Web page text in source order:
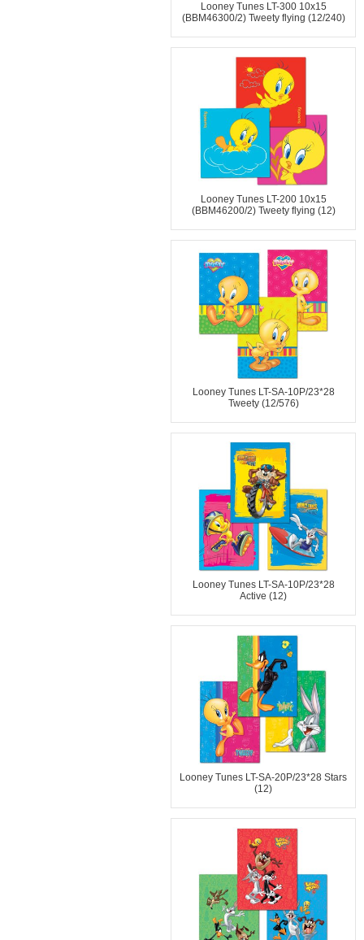
Looney Tunes LT-300 10x15
(BBM46300/2) Tweety flying (12/240)
Looney Tunes LT-200 10x15
(BBM46200/2) Tweety flying (12)
Looney Tunes LT-SA-10P/23*28
Tweety (12/576)
Looney Tunes LT-SA-10P/23*28
Active (12)
Looney Tunes LT-SA-20P/23*28 Stars
(12)